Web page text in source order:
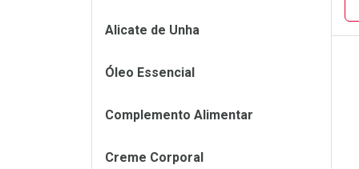
Alicate de Unha
Óleo Essencial
Complemento Alimentar
Creme Corporal